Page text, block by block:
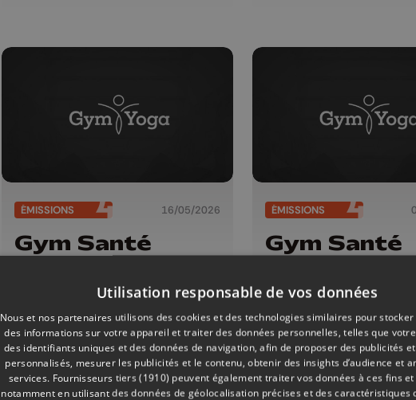
ÉMISSIONS 16/05/2026
Gym Santé
ÉMISSIONS
Gym Santé
Utilisation responsable de vos données
Nous et nos partenaires utilisons des cookies et des technologies similaires pour
des informations sur votre appareil et traiter des données personnelles, telles que votre
des identifiants uniques et des données de navigation, afin de proposer des publicités
personnalisés, mesurer les publicités et le contenu, obtenir des insights d’audience et
services. Fournisseurs tiers (1910) peuvent également traiter vos données à ces fins et
notamment en utilisant des données de géolocalisation précises et des caractéristiques